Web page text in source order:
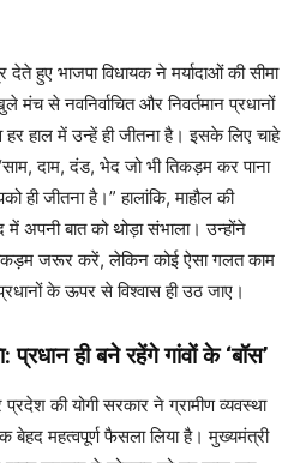
हुए भाजपा विधायक ने मर्यादाओं की सीमा
मंच से नवनिर्वाचित और निवर्तमान प्रधानों
हाल में उन्हें ही जीतना है। इसके लिए चाहे
दाम, दंड, भेद जो भी तिकड़म कर पाना
जीतना है।” हालांकि, माहौल की
अपनी बात को थोड़ा संभाला। उन्होंने
जरूर करें, लेकिन कोई ऐसा गलत काम
के ऊपर से विश्वास ही उठ जाए।
ही बने रहेंगे गांवों के ‘बॉस’
की योगी सरकार ने ग्रामीण व्यवस्था
महत्वपूर्ण फैसला लिया है। मुख्यमंत्री